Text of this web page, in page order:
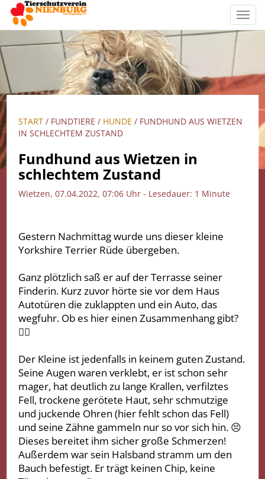
START / FUNDTIERE / HUNDE / FUNDHUND AUS WIETZEN
IN SCHLECHTEM ZUSTAND
Fundhund aus Wietzen in
schlechtem Zustand
Wietzen, 07.04.2022, 07:06 Uhr - Lesedauer: 1 Minute
Gestern Nachmittag wurde uns dieser kleine
Yorkshire Terrier Rüde übergeben.
Ganz plötzlich saß er auf der Terrasse seiner
Finderin. Kurz zuvor hörte sie vor dem Haus
Autotüren die zuklappten und ein Auto, das
wegfuhr. Ob es hier einen Zusammenhang gibt?
🤷‍♀️
Der Kleine ist jedenfalls in keinem guten Zustand.
Seine Augen waren verklebt, er ist schon sehr
mager, hat deutlich zu lange Krallen, verfilztes
Fell, trockene gerötete Haut, sehr schmutzige
und juckende Ohren (hier fehlt schon das Fell)
und seine Zähne gammeln nur so vor sich hin. 😣
Dieses bereitet ihm sicher große Schmerzen!
Außerdem war sein Halsband stramm um den
Bauch befestigt. Er trägt keinen Chip, keine